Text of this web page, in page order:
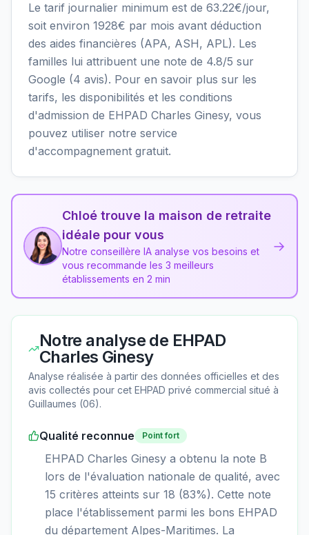
Le tarif journalier minimum est de 63.22€/jour,
soit environ 1928€ par mois avant déduction
des aides financières (APA, ASH, APL). Les
familles lui attribuent une note de 4.8/5 sur
Google (4 avis). Pour en savoir plus sur les
tarifs, les disponibilités et les conditions
d'admission de EHPAD Charles Ginesy, vous
pouvez utiliser notre service
d'accompagnement gratuit.
Chloé trouve la maison de retraite
idéale pour vous
Notre conseillère IA analyse vos besoins et
vous recommande les 3 meilleurs
établissements en 2 min
→
Notre analyse de EHPAD
Charles Ginesy
Analyse réalisée à partir des données officielles et des
avis collectés pour cet EHPAD privé commercial situé à
Guillaumes (06).
Qualité reconnue Point fort
EHPAD Charles Ginesy a obtenu la note B
lors de l'évaluation nationale de qualité, avec
15 critères atteints sur 18 (83%). Cette note
place l'établissement parmi les bons EHPAD
du département Alpes-Maritimes. La